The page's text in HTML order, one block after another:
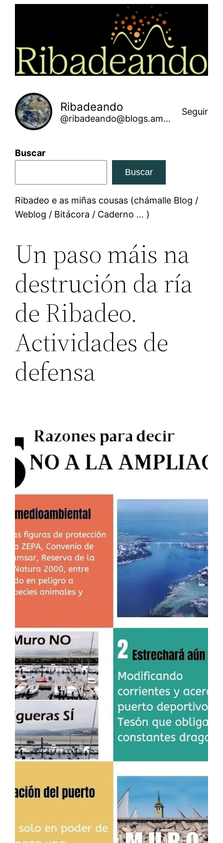
Ribadeando
@ribadeando@blogs.amarinha.gal
Seguir
Buscar
Buscar
Ribadeo e as miñas cousas (chámalle Blog /
Weblog / Bitácora / Caderno … )
Un paso máis na
destrución da ría
de Ribadeo.
Actividades de
defensa